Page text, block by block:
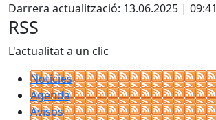
Darrera actualització: 13.06.2025 | 09:41
RSS
L'actualitat a un clic
Notícies
Agenda
Avisos